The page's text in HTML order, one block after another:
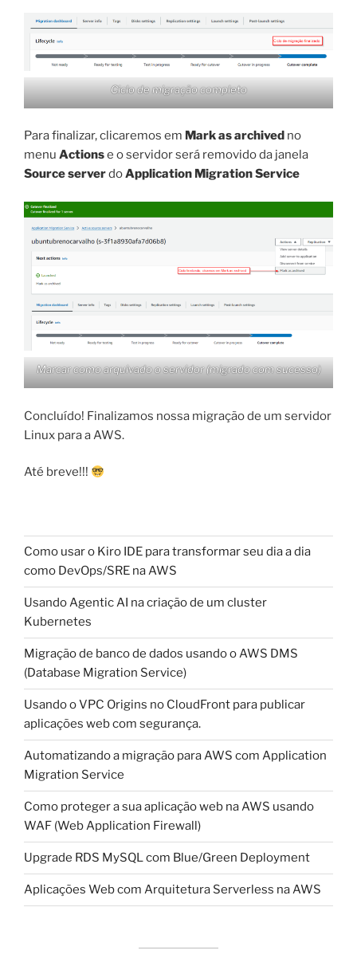
Ciclo de migração completo
Para finalizar, clicaremos em Mark as archived no
menu Actionse o servidor será removido da janela
Source serverdoApplication Migration Service
Marcar como arquivado o servidor (migrado com sucesso)
Concluído! Finalizamos nossa migração de um servidor
Linux para a AWS.
Até breve!!!
Como usar o Kiro IDE para transformar seu dia a dia
como DevOps/SRE na AWS
Usando Agentic AI na criação de um cluster
Kubernetes
Migração de banco de dados usando o AWS DMS
(Database Migration Service)
Usando o VPC Origins no CloudFront para publicar
aplicações web com segurança.
Automatizando a migração para AWS com Application
Migration Service
Como proteger a sua aplicação web na AWS usando
WAF (Web Application Firewall)
Upgrade RDS MySQL com Blue/Green Deployment
Aplicações Web com Arquitetura Serverless na AWS